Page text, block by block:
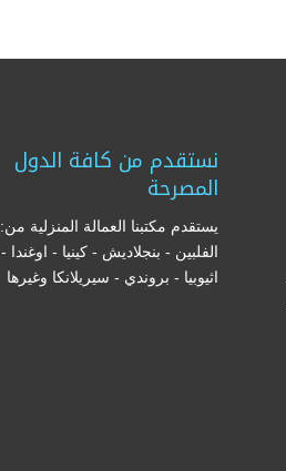
نستقدم من كافة الدول
المصرحة
يستقدم مكتبنا العمالة المنزلية من:
الفلبين - بنجلاديش - كينيا - اوغندا -
اثيوبيا - بروندي - سيريلانكا وغيرها